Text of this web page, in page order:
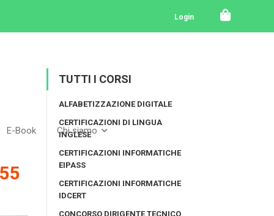
Login
E-Book Chi siamo
TUTTI I CORSI
ALFABETIZZAZIONE DIGITALE
CERTIFICAZIONI DI LINGUA
INGLESE
CERTIFICAZIONI INFORMATICHE
EIPASS
CERTIFICAZIONI INFORMATICHE
IDCERT
CONCORSO DIRIGENTE TECNICO